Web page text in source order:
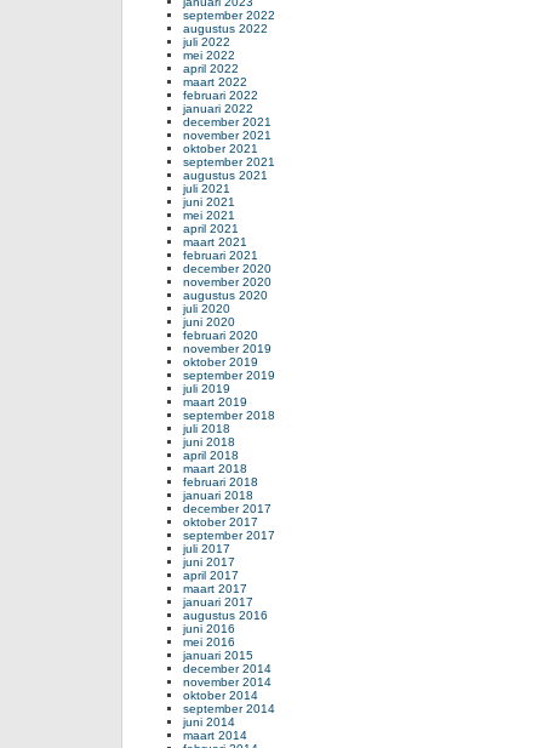
september 2022
augustus 2022
juli 2022
mei 2022
april 2022
maart 2022
februari 2022
januari 2022
december 2021
november 2021
oktober 2021
september 2021
augustus 2021
juli 2021
juni 2021
mei 2021
april 2021
maart 2021
februari 2021
december 2020
november 2020
augustus 2020
juli 2020
juni 2020
februari 2020
november 2019
oktober 2019
september 2019
juli 2019
maart 2019
september 2018
juli 2018
juni 2018
april 2018
maart 2018
februari 2018
januari 2018
december 2017
oktober 2017
september 2017
juli 2017
juni 2017
april 2017
maart 2017
januari 2017
augustus 2016
juni 2016
mei 2016
januari 2015
december 2014
november 2014
oktober 2014
september 2014
juni 2014
maart 2014